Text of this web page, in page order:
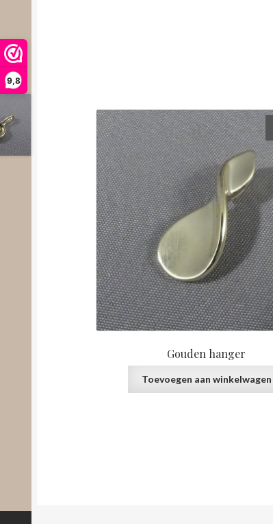
9,8
Gouden hanger
Toevoegen aan winkelwagen